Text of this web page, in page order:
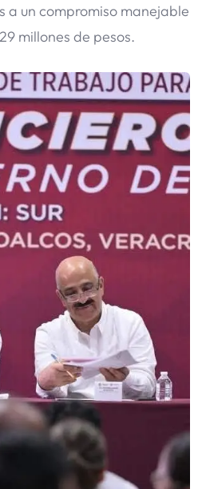
a un compromiso manejable
millones de pesos.